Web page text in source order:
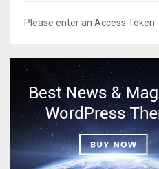
Please enter an Access Token